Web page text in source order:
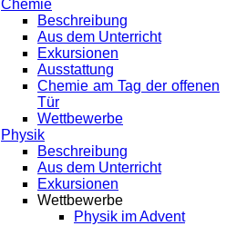
Chemie
Beschreibung
Aus dem Unterricht
Exkursionen
Ausstattung
Chemie am Tag der offenen
Tür
Wettbewerbe
Physik
Beschreibung
Aus dem Unterricht
Exkursionen
Wettbewerbe
Physik im Advent